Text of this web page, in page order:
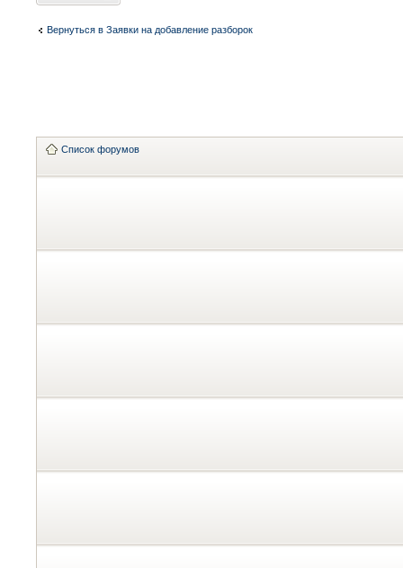
Вернуться в Заявки на добавление разборок
Список форумов